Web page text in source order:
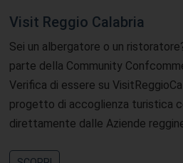
Visit Reggio Calabria
Sei un albergatore o un
parte della Community
Verifica di essere su
progetto di accoglienza turistica
direttamente dalle Aziende